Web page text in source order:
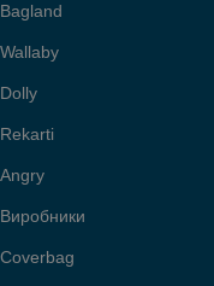
Bagland
Wallaby
Dolly
Rekarti
Angry
Виробники
Coverbag